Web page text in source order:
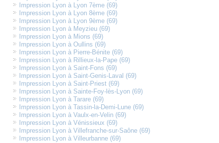
Impression Lyon à Lyon 7ème (69)
Impression Lyon à Lyon 8ème (69)
Impression Lyon à Lyon 9ème (69)
Impression Lyon à Meyzieu (69)
Impression Lyon à Mions (69)
Impression Lyon à Oullins (69)
Impression Lyon à Pierre-Bénite (69)
Impression Lyon à Rillieux-la-Pape (69)
Impression Lyon à Saint-Fons (69)
Impression Lyon à Saint-Genis-Laval (69)
Impression Lyon à Saint-Priest (69)
Impression Lyon à Sainte-Foy-lès-Lyon (69)
Impression Lyon à Tarare (69)
Impression Lyon à Tassin-la-Demi-Lune (69)
Impression Lyon à Vaulx-en-Velin (69)
Impression Lyon à Vénissieux (69)
Impression Lyon à Villefranche-sur-Saône (69)
Impression Lyon à Villeurbanne (69)